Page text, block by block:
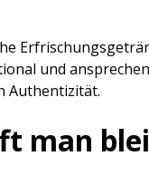
und
Authentizität.
man